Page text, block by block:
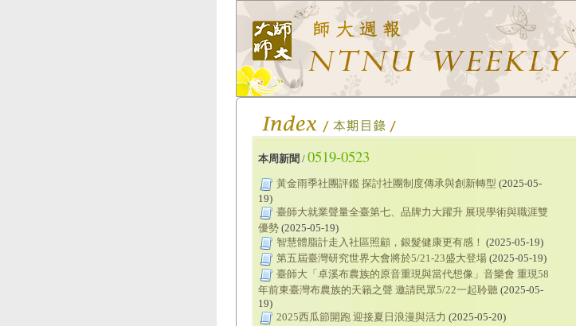
本周新聞 / 0519-0523
黃金雨季社團評鑑 探討社團制度傳承與創新轉型 (2025-05-
19)
臺師大就業聲量全臺第七、品牌力大躍升 展現學術與職涯雙
優勢 (2025-05-19)
智慧體脂計走入社區照顧，銀髮健康更有感！ (2025-05-19)
第五屆臺灣研究世界大會將於5/21-23盛大登場 (2025-05-19)
臺師大「卓溪布農族的原音重現與當代想像」音樂會 重現58
年前東臺灣布農族的天籟之聲 邀請民眾5/22一起聆聽 (2025-05-
19)
2025西瓜節開跑 迎接夏日浪漫與活力 (2025-05-20)